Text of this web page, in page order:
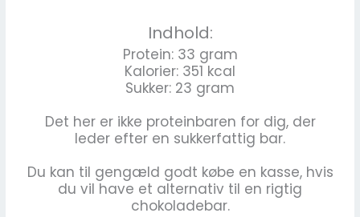
Indhold:
Protein: 33 gram
Kalorier: 351 kcal
Sukker: 23 gram
Det her er ikke proteinbaren for dig, der
leder efter en sukkerfattig bar.
Du kan til gengæld godt købe en kasse, hvis
du vil have et alternativ til en rigtig
chokoladebar.